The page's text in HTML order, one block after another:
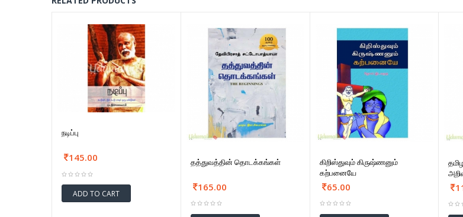
நடிப்பு
145.00
ADD TO CART
தத்துவத்தின் தொடக்கங்கள்
165.00
கிறிஸ்துவும் கிருஷ்ணனும்
கற்பனையே
65.00